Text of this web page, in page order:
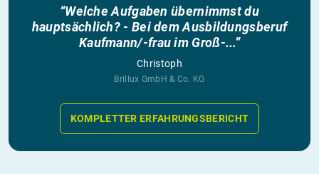
“Welche Aufgaben übernimmst du
hauptsächlich? - Bei dem Ausbildungsberuf
Kaufmann/-frau im Groß-...”
Christoph
Brillux GmbH & Co. KG
KOMPLETTER ERFAHRUNGSBERICHT